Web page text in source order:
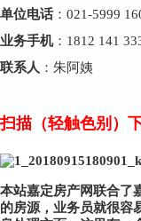
单位电话：021-5999
业务手机：1812 141
联系人 ：朱阿姨
扫描（轻触色别）
本站嘉定房产网联合了
的房源，业务员就很容